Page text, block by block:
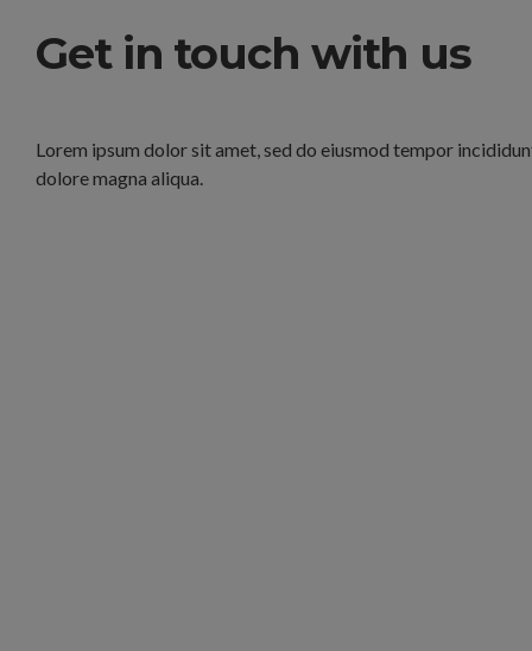
Get in touch with us
Lorem ipsum dolor sit amet, sed do eiusmod tempor
dolore magna aliqua.